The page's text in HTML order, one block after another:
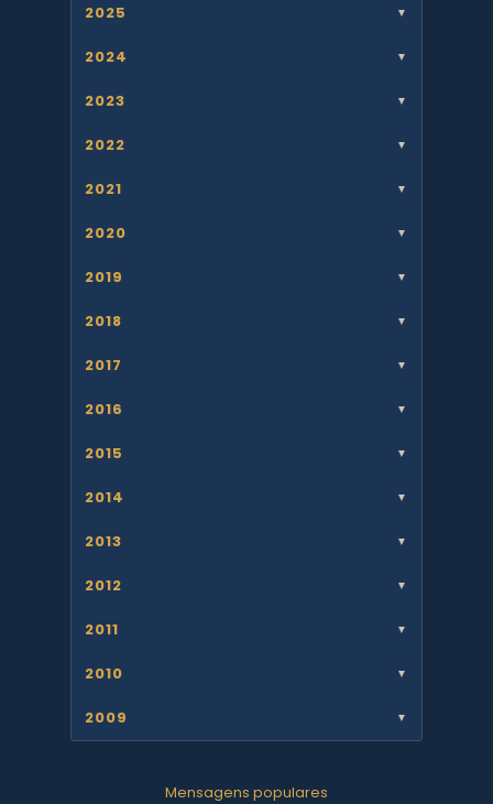
2025 ▼
2024 ▼
2023 ▼
2022 ▼
2021 ▼
2020 ▼
2019 ▼
2018 ▼
2017 ▼
2016 ▼
2015 ▼
2014 ▼
2013 ▼
2012 ▼
2011 ▼
2010 ▼
2009 ▼
Mensagens populares